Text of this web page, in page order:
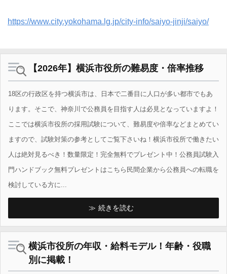
https://www.city.yokohama.lg.jp/city-info/saiyo-jinji/saiyo/
【2026年】横浜市役所の難易度・倍率推移
18区の行政区を持つ横浜市は、日本で二番目に人口が多い都市でもあ
ります。そこで、神奈川で公務員を目指す人は必見となっていますよ！
ここでは横浜市役所の採用試験について、難易度や倍率などまとめてい
ますので、試験対策の参考としてご覧下さいね！横浜市役所で働きたい
人は絶対見るべき！数量限定！完全無料でプレゼント中！公務員試験入
門ハンドブック無料プレゼントはこちら民間企業から公務員への転職を
検討している方に...
続きを読む
横浜市役所の年収・給料モデル！年齢・役職
別に掲載！